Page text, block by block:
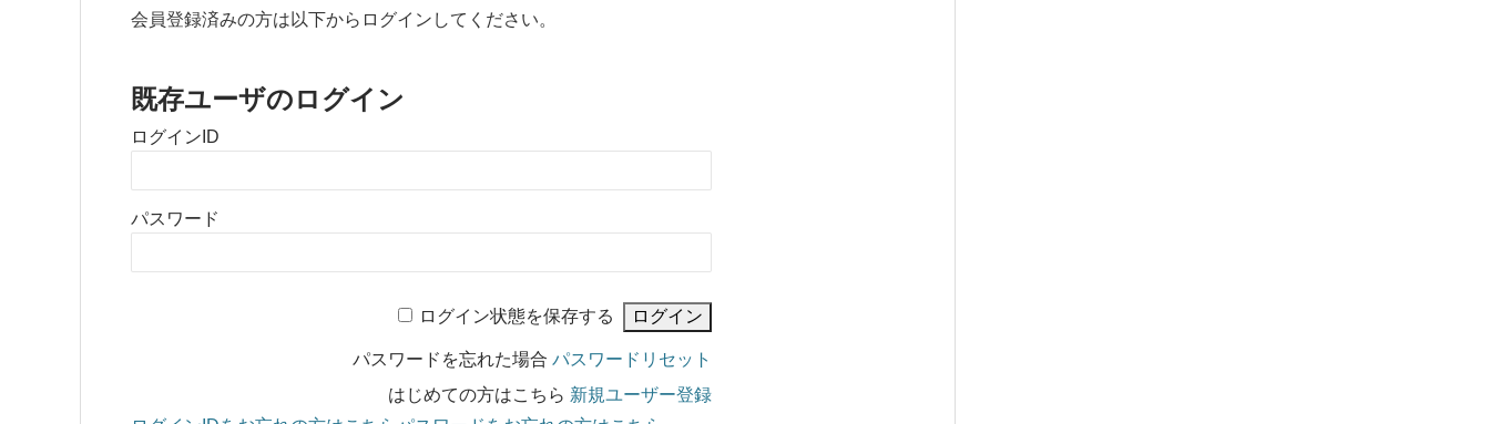
会員登録済みの方は以下からログインしてください。
既存ユーザのログイン
ログインID
パスワード
ログイン状態を保存する
パスワードを忘れた場合 パスワードリセット
はじめての方はこちら 新規ユーザー登録